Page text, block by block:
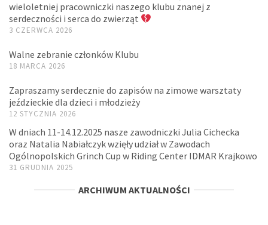
wieloletniej pracowniczki naszego klubu znanej z
serdeczności i serca do zwierząt
3 CZERWCA 2026
Walne zebranie członków Klubu
18 MARCA 2026
Zapraszamy serdecznie do zapisów na zimowe warsztaty
jeździeckie dla dzieci i młodzieży
12 STYCZNIA 2026
W dniach 11-14.12.2025 nasze zawodniczki Julia Cichecka
oraz Natalia Nabiałczyk wzięły udział w Zawodach
Ogólnopolskich Grinch Cup w Riding Center IDMAR Krajkowo
31 GRUDNIA 2025
ARCHIWUM AKTUALNOŚCI